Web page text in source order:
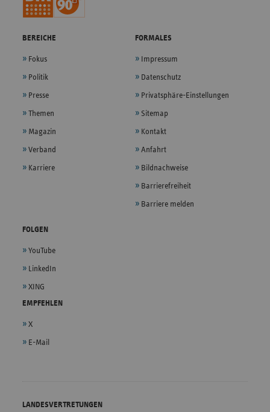
BEREICHE
Fokus
Politik
Presse
Themen
Magazin
Verband
Karriere
FORMALES
Impressum
Datenschutz
Privatsphäre-Einstellungen
Sitemap
Kontakt
Anfahrt
Bildnachweise
Barrierefreiheit
Barriere melden
FOLGEN
YouTube
LinkedIn
XING
EMPFEHLEN
X
E-Mail
LANDESVERTRETUNGEN